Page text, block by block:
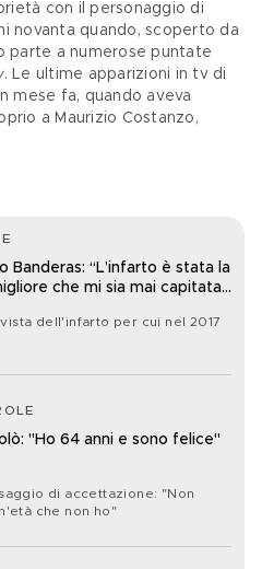
con il personaggio di
novanta quando, scoperto da
parte a numerose puntate
. Le ultime apparizioni in tv di
mese fa, quando aveva
a Maurizio Costanzo,
Banderas: “L’infarto è stata la
che mi sia mai capitata
dell'infarto per cui nel 2017
"Ho 64 anni e sono felice"
di accettazione: "Non
che non ho"